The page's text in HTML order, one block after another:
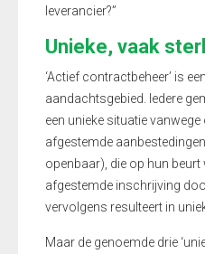
leverancier?”
Unieke, vaak
‘Actief contractbeheer’ is
aandachtsgebied. Iedere
een unieke situatie
afgestemde
openbaar), die op hun beurt
afgestemde inschrijving
vervolgens resulteert in
Maar de genoemde drie